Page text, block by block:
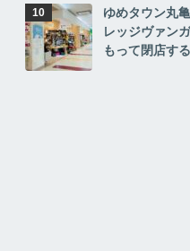
ゆめタウン丸
レッジヴァン
もって閉店す